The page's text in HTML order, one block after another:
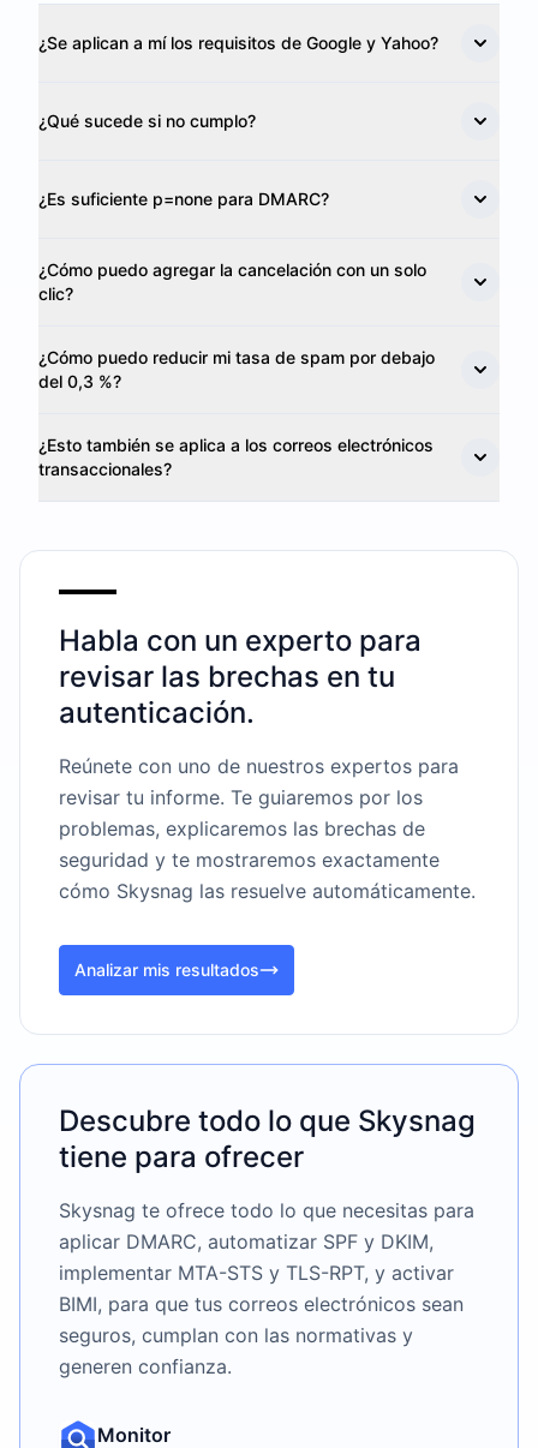
¿Se aplican a mí los requisitos de Google y Yahoo?
¿Qué sucede si no cumplo?
¿Es suficiente p=none para DMARC?
¿Cómo puedo agregar la cancelación con un solo
clic?
¿Cómo puedo reducir mi tasa de spam por debajo
del 0,3 %?
¿Esto también se aplica a los correos electrónicos
transaccionales?
Habla con un experto para
revisar las brechas en tu
autenticación.
Reúnete con uno de nuestros expertos para
revisar tu informe. Te guiaremos por los
problemas, explicaremos las brechas de
seguridad y te mostraremos exactamente
cómo Skysnag las resuelve automáticamente.
Analizar mis resultados
Descubre todo lo que Skysnag
tiene para ofrecer
Skysnag te ofrece todo lo que necesitas para
aplicar DMARC, automatizar SPF y DKIM,
implementar MTA-STS y TLS-RPT, y activar
BIMI, para que tus correos electrónicos sean
seguros, cumplan con las normativas y
generen confianza.
Monitor